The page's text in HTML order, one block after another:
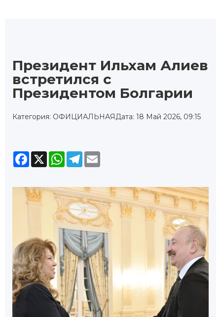
Президент Ильхам Алиев
встретился с
Президентом Болгарии
Категория: ОФИЦИАЛЬНАЯДата: 18 Май 2026, 09:15
Facebook
X WhatsApp
Telegram